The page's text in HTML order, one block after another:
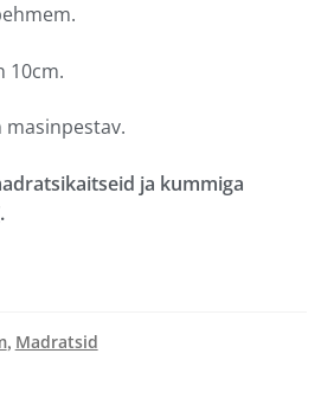
10cm.
ja kummiga
.
, Madratsid